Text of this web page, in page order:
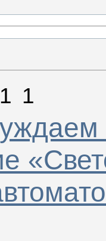
1 1